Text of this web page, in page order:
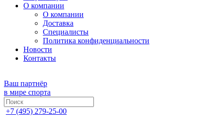
О компании
О компании
Доставка
Специалисты
Политика конфиденциальности
Новости
Контакты
Ваш партнёр
в мире спорта
+7 (495) 279-25-00